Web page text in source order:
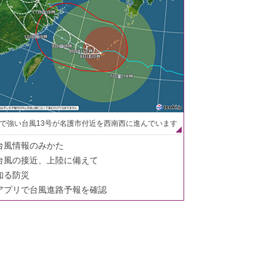
強い台風13号が名護市付近を西南西に進んでいます
風情報のみかた
風の接近、上陸に備えて
る防災
プリで台風進路予報を確認